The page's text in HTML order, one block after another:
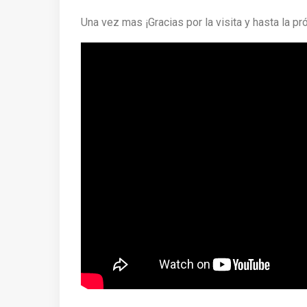
Una vez mas ¡Gracias por la visita y hasta la